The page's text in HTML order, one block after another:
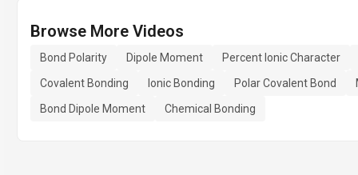
Browse More Videos
Bond Polarity Dipole Moment
Percent Ionic Character
Covalent Bonding
Ionic Bonding Polar Covalent Bond
Bond Dipole Moment
Chemical Bonding